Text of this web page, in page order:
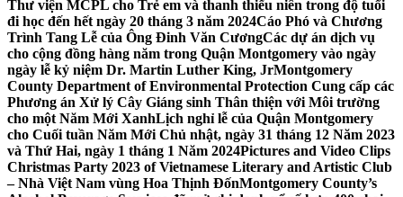
Thư viện MCPL cho Trẻ em và thanh thiếu niên trong độ tuổi
đi học đến hết ngày 20 tháng 3 năm 2024Cáo Phó và Chương
Trình Tang Lễ của Ông Đinh Văn CươngCác dự án dịch vụ
cho cộng đồng hàng năm trong Quận Montgomery vào ngày
ngày lễ kỷ niệm Dr. Martin Luther King, JrMontgomery
County Department of Environmental Protection Cung cấp các
Phương án Xử lý Cây Giáng sinh Thân thiện với Môi trường
cho một Năm Mới XanhLịch nghỉ lễ của Quận Montgomery
cho Cuối tuần Năm Mới Chủ nhật, ngày 31 tháng 12 Năm 2023
và Thứ Hai, ngày 1 tháng 1 Năm 2024Pictures and Video Clips
Christmas Party 2023 of Vietnamese Literary and Artistic Club
– Nhà Việt Nam vùng Hoa Thịnh ĐốnMontgomery County’s